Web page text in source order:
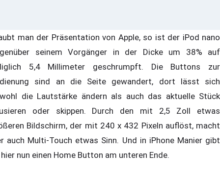
man der Präsentation von Apple, so ist der iPod nano
seinem Vorgänger in der Dicke um 38% auf
5,4 Millimeter geschrumpft. Die Buttons zur
sind an die Seite gewandert, dort lässt sich
die Lautstärke ändern als auch das aktuelle Stück
oder skippen. Durch den mit 2,5 Zoll etwas
Bildschirm, der mit 240 x 432 Pixeln auflöst, macht
auch Multi-Touch etwas Sinn. Und in iPhone Manier gibt
nun einen Home Button am unteren Ende.